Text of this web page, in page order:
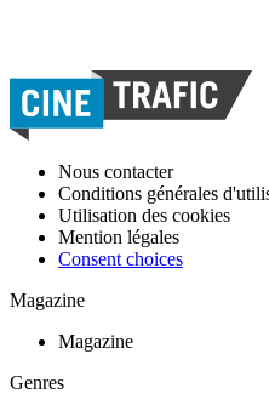
Nous contacter
Conditions générales
Utilisation des cookies
Mention légales
Consent choices
Magazine
Magazine
Genres